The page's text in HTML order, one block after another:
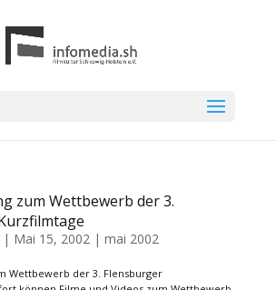
zum Wettbewerb der 3.
Mai 15, 2002| mai 2002
Wettbewerb der 3. Flensburger